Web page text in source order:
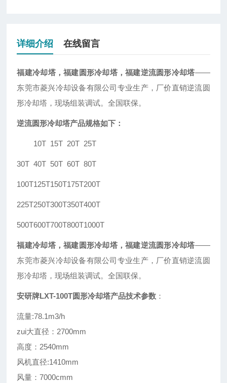
详细介绍 在线留言
福建冷却塔，福建圆形冷却塔，福建逆流圆形冷却塔——
东莞市菱兴冷却设备有限公司专业生产，厂价直销逆流圆
形冷却塔，现场组装调试。全国联保。
逆流圆形冷却塔产品规格如下：
10T 15T 20T 25T
30T 40T 50T 60T 80T
100T125T150T175T200T
225T250T300T350T400T
500T600T700T800T1000T
福建冷却塔，福建圆形冷却塔，福建逆流圆形冷却塔——
东莞市菱兴冷却设备有限公司专业生产，厂价直销逆流圆
形冷却塔，现场组装调试。全国联保。
安研牌LXT-100T圆形冷却塔产品技术参数 ：
流量:78.1m3/h
zui大直径：2700mm
高度：2540mm
风机直径:1410mm
风量：7000cmm